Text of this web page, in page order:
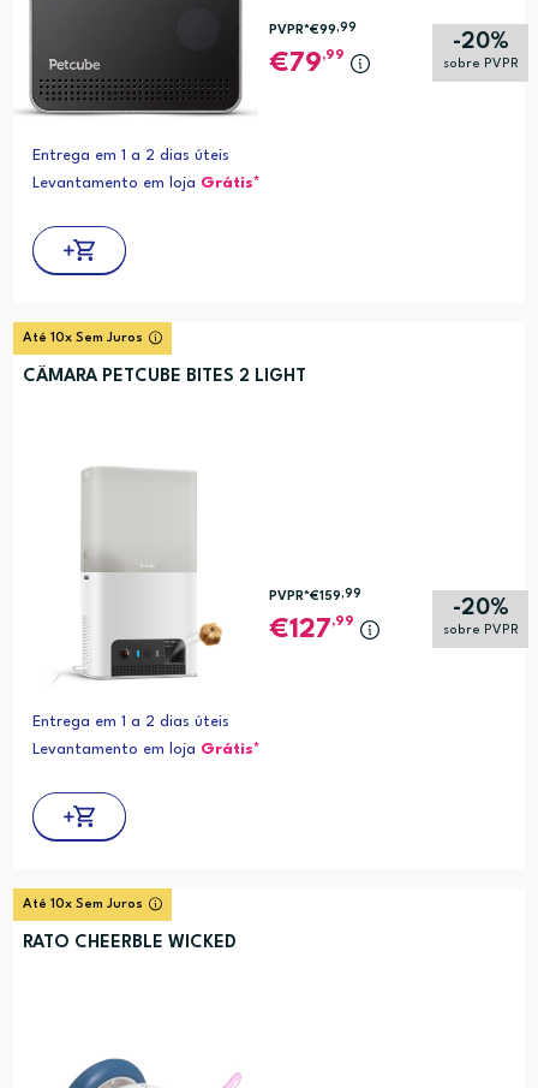
-20%
sobre PVPR
PVPR*€99,99
79,99
Entrega em 1 a 2 dias úteis
Levantamento em loja Grátis*
Até 10x Sem Juros
CÂMARA PETCUBE BITES 2 LIGHT
-20%
sobre PVPR
PVPR*€159,99
127,99
Entrega em 1 a 2 dias úteis
Levantamento em loja Grátis*
Até 10x Sem Juros
RATO CHEERBLE WICKED